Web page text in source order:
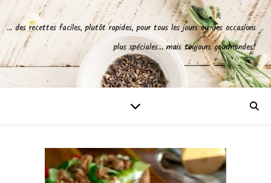
… des recettes faciles, plutôt rapides, pour tous les jours ou des occasions
plus spéciales… mais toujours gourmandes!